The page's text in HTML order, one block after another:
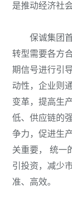
是推动经济社
保诚集团
转型需要各方
期信号进行引
动性，企业则
变革，提高生
低、供应链的
争力，促进生
关重要， 统一
引投资，减少
准、高效。